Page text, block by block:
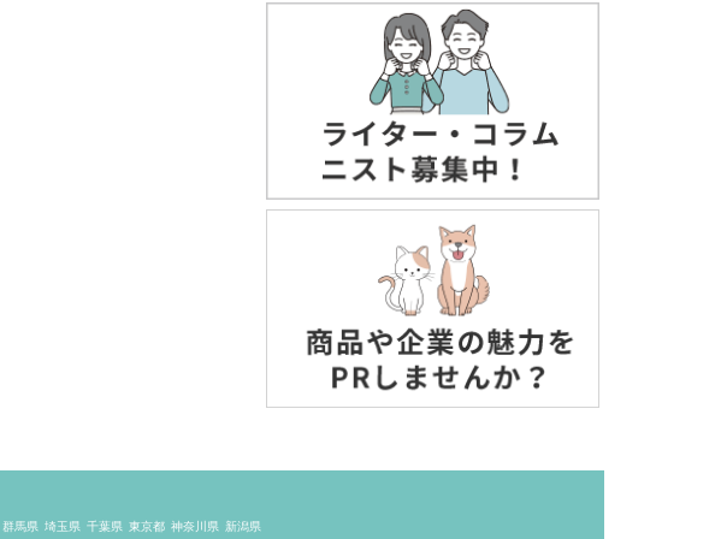
群馬県 埼玉県 千葉県 東京都 神奈川県 新潟県